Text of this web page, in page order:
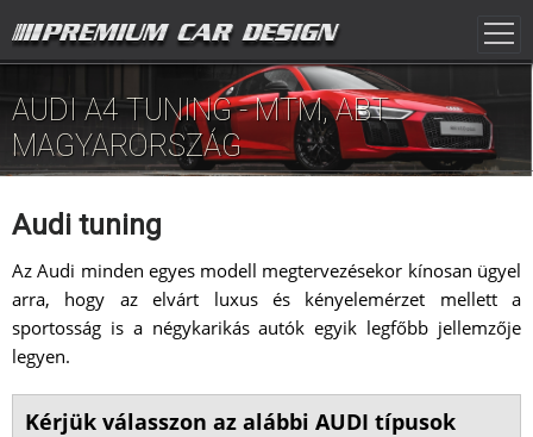
AUDI A4 TUNING - MTM, ABT
MAGYARORSZÁG
Audi tuning
Az Audi minden egyes modell megtervezésekor kínosan ügyel
arra, hogy az elvárt luxus és kényelemérzet mellett a
sportosság is a négykarikás autók egyik legfőbb jellemzője
legyen.
Kérjük válasszon az alábbi AUDI típusok